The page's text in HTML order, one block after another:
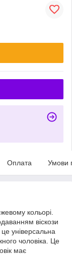
Оплата Умови
кольорі.
віскози
універсальна
чоловіка. Це
має